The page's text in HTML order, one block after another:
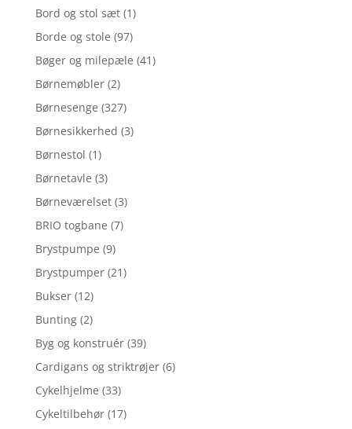
Bord og stol sæt (1)
Borde og stole (97)
Bøger og milepæle (41)
Børnemøbler (2)
Børnesenge (327)
Børnesikkerhed (3)
Børnestol (1)
Børnetavle (3)
Børneværelset (3)
BRIO togbane (7)
Brystpumpe (9)
Brystpumper (21)
Bukser (12)
Bunting (2)
Byg og konstruér (39)
Cardigans og striktrøjer (6)
Cykelhjelme (33)
Cykeltilbehør (17)